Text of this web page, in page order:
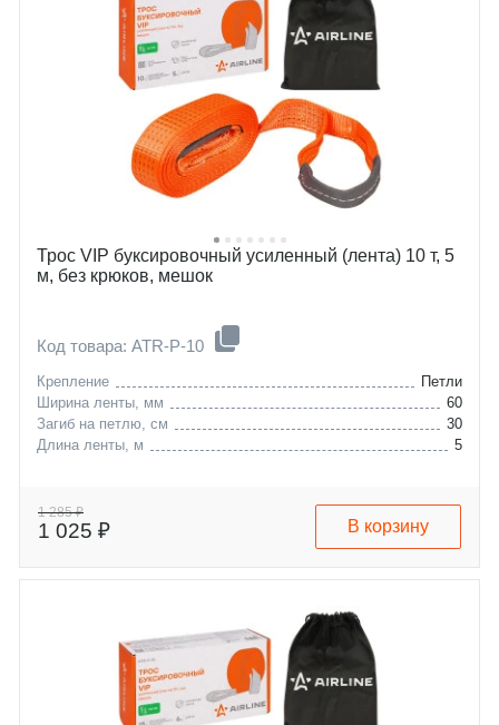
Трос VIP буксировочный усиленный (лента) 10 т, 5
м, без крюков, мешок
Код товара: ATR-P-10
Крепление
Петли
Ширина ленты, мм
60
Загиб на петлю, см
30
Длина ленты, м
5
1 285 ₽
1 025 ₽ В корзину